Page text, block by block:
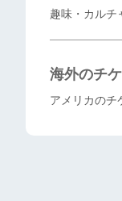
趣味・カルチ
海外のチ
アメリカのチ